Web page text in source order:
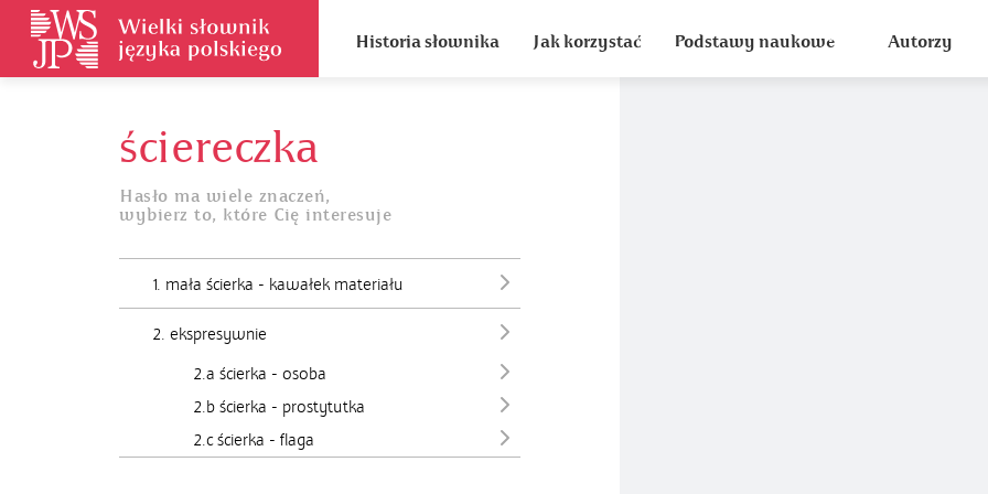
Historia słownika Jak korzystać Podstawy naukowe Autorzy
ściereczka
Hasło ma wiele znaczeń,
wybierz to, które Cię interesuje
1. mała ścierka - kawałek materiału
2. ekspresywnie
2.a ścierka - osoba
2.b ścierka - prostytutka
2.c ścierka - flaga